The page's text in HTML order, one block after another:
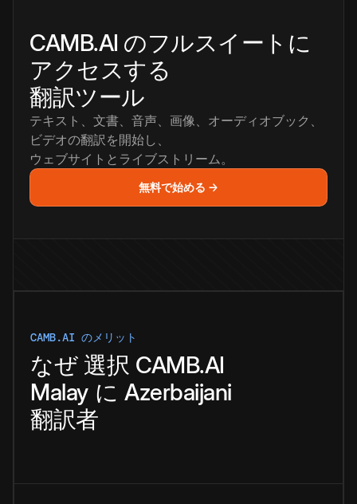
CAMB.AI のフルスイートに
アクセスする
翻訳ツール
テキスト、文書、音声、画像、オーディオブック、
ビデオの翻訳を開始し、
ウェブサイトとライブストリーム。
無料で始める →
CAMB.AI のメリット
なぜ 選択 CAMB.AI
Malay に Azerbaijani
翻訳者